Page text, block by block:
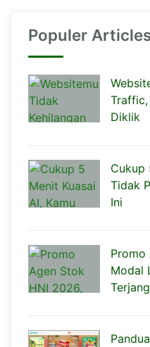
Populer
Traffic,
Diklik
Cukup
Tidak
Ini
Promo
Modal